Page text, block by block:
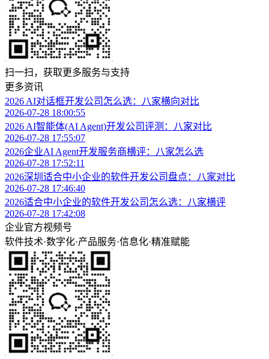
扫一扫，获取更多服务与支持
更多资讯
2026 AI对话框开发公司怎么选：八家横向对比
2026-07-28 18:00:55
2026 AI智能体(AI Agent)开发公司评测：八家对比
2026-07-28 17:55:07
2026企业AI Agent开发服务商横评：八家怎么选
2026-07-28 17:52:11
2026深圳适合中小企业的软件开发公司盘点：八家对比
2026-07-28 17:46:40
2026适合中小企业的软件开发公司怎么选：八家横评
2026-07-28 17:42:08
企业官方视频号
软件技术·数字化·产品服务·信息化·精准赋能